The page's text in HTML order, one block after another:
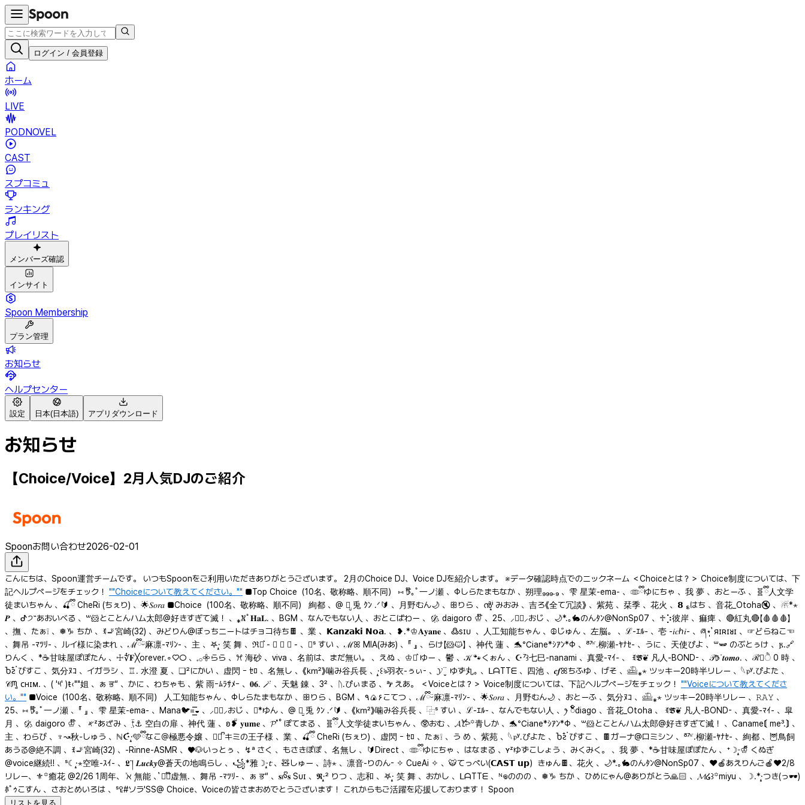
ログイン / 会員登録
ホーム
LIVE
PODNOVEL
CAST
スプコミュ
ランキング
プレイリスト
メンバーズ確認
インサイト
Spoon Membership
プラン管理
お知らせ
ヘルプセンター
設定 日本(日本語) アプリダウンロード
お知らせ
【Choice/Voice】2月人気DJのご紹介
Spoonお問い合わせ2026-02-01
こんにちは、Spoon運営チームです。 いつもSpoonをご利用いただきありがとうございます。 2月のChoice DJ、Voice DJを紹介します。 ※データ確認時点でのニックネーム ＜Choiceとは？＞ Choice制度については、下
記ヘルプページをチェック！ ""Choiceについて教えてください。"" ■Top Choice（10名、敬称略、順不同） ⑅ 𖠚໊｡ﾟ一ノ瀬 、Φしらたまもなか 、朔理₉₉₉.₉ 、雫 星茉-ema- 、𓂏ྀིゆにちゃ 、我 夢 、おとーふ 、🧬ྀི人文学
徒まいちゃん 、🍒ྀི CheRi (ちぇり) 、🌟𝑆𝑜𝑟𝑎 ■Choice（100名、敬称略、順不同） 絢都 、@ ꪔ̤̮ 兎 ｸﾝ .ᐟ🔰 、月野むん🌙 、ꕥりら 、ൻⁱ͙ みおみ 、吉ろ《全て冗談》 、紫苑 、栞季 、花火 、𝟴 ₈はち 、音花_Otoha🔇 、☃︎*⋆
𝑷 、ᕷ੭˶あおいべる 、꒳​‪🐹とことんハム太郎@好きすぎて滅！ 、⁎𖦙ﾟ𝐇𝐚𝐋. 、BGM 、なんでもない人 、おとこぱわー 、𝒟҉. daigoro ♔໊ 、25、⸝♔⃞⸝おじ 、🌙*.｡🐇のんﾀﾝ@NonSp07 、♱⡱彼岸 、痲痺 、🔴紅丸🔴【‪🩸🩸🩸】
、撫 、たぁ❕ 、❅♑︎ ちか 、ꉂ🚬宮崎(32) 、みどりん@ぼっちニートはチョコ待ち🍫 、業 、𝗞𝗮𝗻𝘇𝗮𝗸𝗶 𝗡𝗼𝗮. 、❥.*♔𝐀𝐲𝐚𝐧𝐞 、߷sɪᴜ ‏ 、人工知能ちゃん 、𖤞じゅん 、左脳。 、ℒ-ｴﾙ- 、壱 -𝑖𝑐ℎ𝑖- 、ཞ⋆̩ ͛яɪʀɪᴚɪ 、☞どらねこ☜
、舞吊 -ﾏﾂﾘ- 、ルイ様に染まれ 、ℳྀིᵕ̈麻凛-ﾏﾘﾝ- 、主 、‎𖤐·̩͙ 笑 舞 、ℜ⋆͛ - 𝑅 𝑎 𝑖 - 、⿻ˢ すい 、ℳꕤ︎ MIA(みあ) 、『 』 、らけ【‪🐹🐱】 、神代 蓮 、🐬℃iane*ｼｱﾝ*Φ 、⁸⁷𝆧.柳瀬-ﾔﾅｾ- 、うに 、天使ぴよ 、꒳🫛 のぶとぅけ 、𐍂.🔗
りんく 、*☕️甘味屋ぽぽたん 、☩∜𝐅­­╳orever.∘♡⃝ 、𓈒𓂂𖧷らら 、ꕮ 海砂 、viva 、名前は、まだ無い。 、えぬ 、♔‪⋆͛ ゆー 、鬱 、𝒦 🐾くぉん 、☪︎⁷꒱七巳-nanami 、真愛-ﾏｲ- 、 ꉂ𝕭̆̈❦︎ 凡人-BOND- 、𝒯𖠚ᐝ𝒕𝒐𝒎𝒐. 、ℛ⃛ੈ 0 時 、
Ⴆꙅ໋࠭ びすこ 、気分ﾇｺ 、イガラシ 、♖. 水澄 夏 、❏²にかい 、虚閃 ｰ ｾﾛ 、名無し 、《㎞²》噛み谷兵長 、·̩͙꒰ঌ羽衣-ぅぃ- 、𝓨¨̮ ゆず丸｡ 、ᒪᗩTTᗴ 、四池 、𝒄𝒇ꕤちふゆ 、げそ 、𓊝⁎⋆ ツッキー20時半リレー 、𓆩𝔭ʸ.ぴよた 、
𝒞ᙏ̤̫ ᴄʜɪᴍ. 、( '༥' )ŧ‹""姐 、ぁ ਭ“ 、かに 、わちゃも 、紫 雨ｰﾑﾗｻﾒｰ 、𝟎𝟔. 🪄 、天魅 錬 、3² 、ᚢ.ぴぃまる 、ª𝒓̈ えあ。 ＜Voiceとは？＞ Voice制度については、下記ヘルプページをチェック！ ""Voiceについて教えてくださ
い。"" ■Voice（100名、敬称略、順不同） 人工知能ちゃん 、Φしらたまもなか 、ꕥりら 、BGM 、٩🍙۶こてつ 、ℳྀིᵕ̈麻凛-ﾏﾘﾝ- 、🌟𝑆𝑜𝑟𝑎 、月野むん🌙 、おとーふ 、気分ﾇｺ 、𓊝⁎⋆ ツッキー20時半リレー 、𝚁𝙰𝚈 、
25、⑅ 𖠚໊｡ﾟ一ノ瀬 、『 』 、雫 星茉-ema- 、Mana🐦=͟͟͞͞◒ 、⸝♔⃞⸝おじ 、𝒚*ゆん 、@ ꪔ̤̮ 兎 ｸﾝ .ᐟ🔰 、《㎞²》噛み谷兵長 、⿻ˢ すい 、ℒ-ｴﾙ- 、なんでもない人 、ꫂ ၴႅၴdiago 、音花_Otoha 、 ꉂ𝕭̆̈❦︎ 凡人-BOND- 、真愛-ﾏｲ- 、皐
月 、𝒟҉. daigoro ♔໊ 、‎ ‎𐤀ᶻあざみ 、ẗ̤⚓︎ 空白の扉 、神代 蓮 、ʚ❥̆̈ 𝐲𝐮𝐦𝐞 、𝓟˟˚ ぽてまる 、🧬ྀི人文学徒まいちゃん 、🥸おむ 、𝓐𐂂꙳青しか 、🐬℃iane*ｼｱﾝ*Φ 、꒳​‪🐹とことんハム太郎@好きすぎて滅！ 、Caname〘 me³.〙 、
主 、わらび 、♆↝‪秋-しゅう 、ℕ☪︎໋·̩͙️🩵ྀིなこ＠極悪令嬢 、♔⃝ ᩚキミの王子様 、業 、🍒ྀི CheRi (ちぇり) 、虚閃 ｰ ｾﾛ 、たぁ❕ 、う め 、紫苑 、𓆩𝔭ʸ.ぴよた 、Ⴆꙅ໋࠭ びすこ 、🍫ガーナ@ロミシン 、⁸⁷𝆧.柳瀬-ﾔﾅｾ- 、絢都 、🦉鳥飼
あうる@絶不調 、ꉂ🚬宮崎(32) 、-Rinne-ASMR 、♥🐶いっとぅ 、↯ª さく 、もさきぽぽ 、名無し 、🔰Direct 、𓂏ྀིゆにちゃ 、はなまる 、ʏᶻゆずこしょう 、みくみく。 、我 夢 、*☕️甘味屋ぽぽたん 、⁺☽·̩͙♔ꚟ くぬぎ
@voice継続‼ 、ˢ☾·̩͙⋆空唯‐ｽｲ‐ 、𝕷༌།️️ 𝑳𝒖𝒄𝒌𝒚@蒼天の地鳴らし 、꧁*雅☽·̩͙‪𝓽 、🧸しゅー 、詩⋆ 、凛音-りのん- ✧︎ CueAi ✧︎ 、🐯てっぺい(𝗖𝗔𝗦𝗧 𝘂𝗽）きゅん🍫、花火 、🌙*.｡🐇のんﾀﾝ@NonSp07 、❤︎🍎あえりんご🍎❤︎2/8
リレー、⚜︎꙳癒花 @2/26 1周年、‎ܰ ℵ ܱ無能 、͛‪♔໊虚無. 、舞吊 -ﾏﾂﾘ- 、ぁ ਭ“ 、𝐬ᰍᩚ𝐬 Sᴜɪ 、𝕽·̩͙‪² りつ 、志和 、‎𖤐·̩͙ 笑 舞 、おかし 、ᒪᗩTTᗴ 、ᴺ𖦹ののの 、❅♑︎ ちか 、ひめにゃん@ありがとう🙏🏻 、𝓜໒꒱꙳miyu 、☽.*·̩͙つき(っ🕶)
ﾎﾟｩこすん 、さおとめいろは 、ˢꄗ#ソラ'SS@ Choice、Voiceの皆さまおめでとうございます！ これからもご活躍を応援しております！ Spoon
リストを見る